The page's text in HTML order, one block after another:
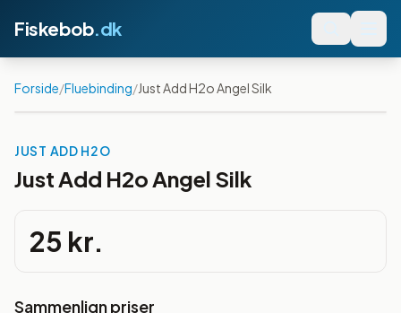
Fiskebob.dk
Forside/Fluebinding/Just Add H2o Angel Silk
JUST ADD H2O
Just Add H2o Angel Silk
25 kr.
Sammenlign priser